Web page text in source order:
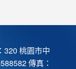
320 桃園市中
傳真：